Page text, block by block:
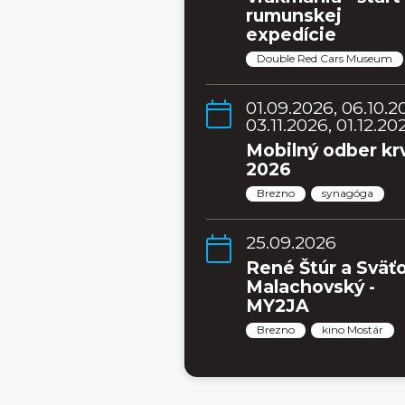
rumunskej
expedície
Double Red Cars Museum
01.09.2026,
03.11.2026,
Mobilný odber
2026
Brezno synagóga
25.09.2026
René Štúr a
Malachovský -
MY2JA
Brezno kino Mostár